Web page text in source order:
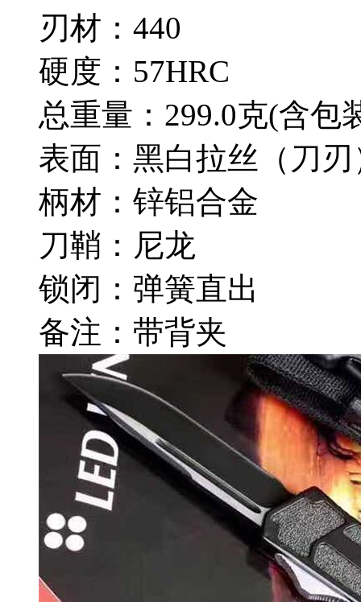
刃材：440
硬度：57HRC
总重量：299.0克(含包
表面：黑白拉丝（刀刃
柄材：锌铝合金
刀鞘：尼龙
锁闭：弹簧直出
备注：带背夹